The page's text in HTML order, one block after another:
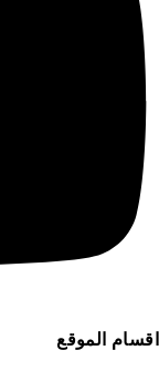
الموقع